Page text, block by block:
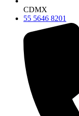
CDMX
55 5646 8201